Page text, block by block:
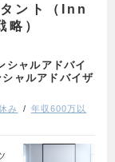
ント（Inn
）
シャルアドバイ
ャルアドバイザ
み
年収600万以